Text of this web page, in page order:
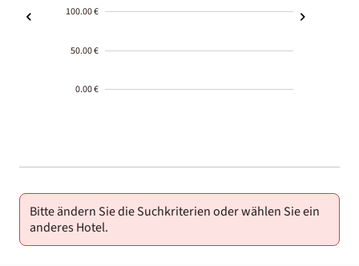
100.00 €
50.00 €
0.00 €
01-02
Bitte ändern Sie die Suchkriterien oder wählen Sie ein
anderes Hotel.